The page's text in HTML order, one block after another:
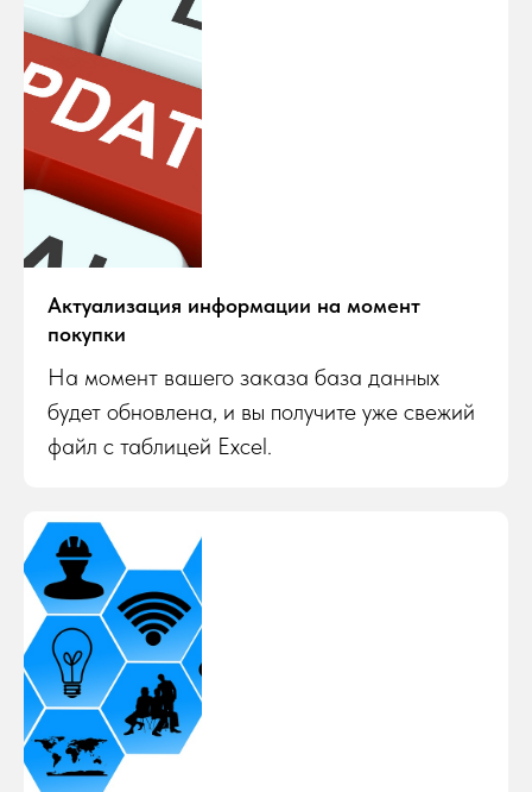
Актуализация информации на момент
покупки
На момент вашего заказа база данных
будет обновлена, и вы получите уже свежий
файл с таблицей Excel.